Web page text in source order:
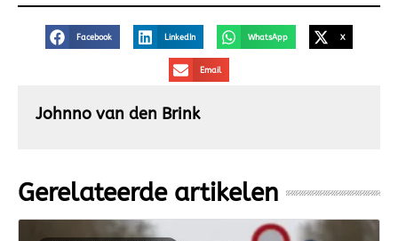
Facebook LinkedIn WhatsApp X
Email
Johnno van den Brink
Gerelateerde artikelen